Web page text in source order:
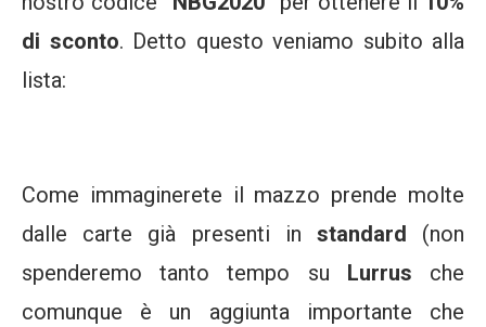
di sconto. Detto questo veniamo subito alla
lista:
Come immaginerete il mazzo prende molte
dalle carte già presenti in standard (non
spenderemo tanto tempo su Lurrus che
comunque è un aggiunta importante che